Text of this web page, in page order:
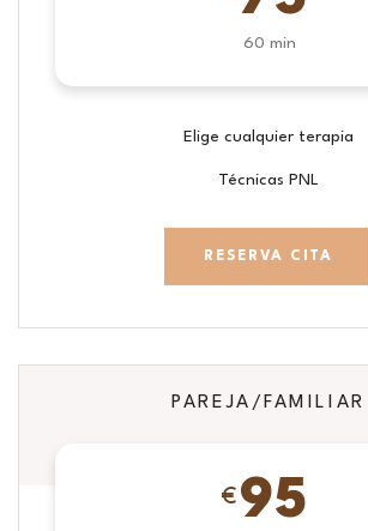
60 min
Elige cualquier terapia
Técnicas PNL
RESERVA CITA
PAREJA/FAMILIAR
€ 95